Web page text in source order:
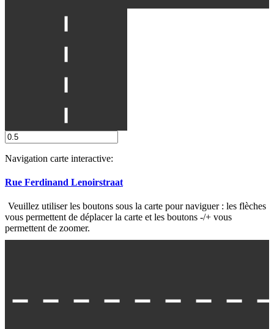
Navigation carte interactive:
Rue Ferdinand Lenoirstraat
Veuillez utiliser les boutons sous la carte pour naviguer : les flèches
vous permettent de déplacer la carte et les boutons -/+ vous
permettent de zoomer.